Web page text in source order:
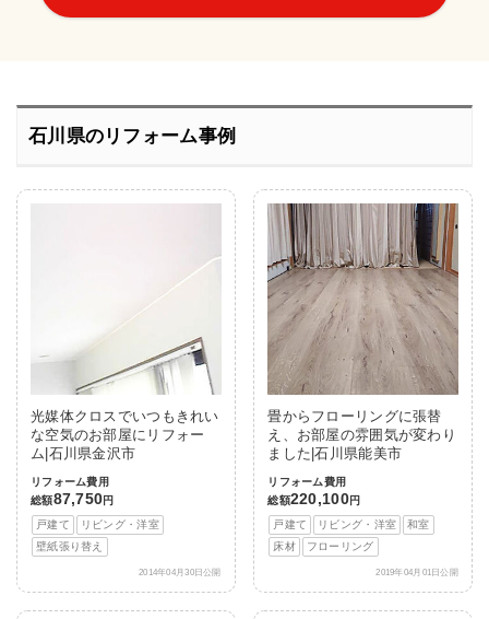
石川県のリフォーム事例
光媒体クロスでいつもきれい
な空気のお部屋にリフォー
ム|石川県金沢市
リフォーム費用
総額87,750円
戸建て
リビング・洋室
壁紙張り替え
2014年04月30日公開
畳からフローリングに張替
え、お部屋の雰囲気が変わり
ました|石川県能美市
リフォーム費用
総額220,100円
戸建て
リビング・洋室
和室
床材
フローリング
2019年04月01日公開